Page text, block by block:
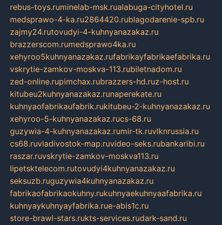
rebus-toys.ruminelab-msk.rualabuga-cityhotel.ru
medsprawo-4-ka.ru2864420.rublagodarenie-spb.ru
zajmy24.rutovudyi-4-kuhnyanazakaz.ru
brazzerscom.rumedsprawo4ka.ru
xehyroo5kuhnyanazakaz.rufabrikayfabrikaefabrika.ru
vskrytie-zamkov-moskva-113.rubiletnadom.ru
zed-online.rupimchax.rubrazzers-hd.ruz-host.ru
kitubeu2kuhnyanazakaz.runaperekate.ru
kuhnyaofabrikaufabrik.rukitubeu-2-kuhnyanazakaz.ru
xehyroo-5-kuhnyanazakaz.rucs-68.ru
guzywia-4-kuhnyanazakaz.rumir-tk.ruvlknrussia.ru
cs68.ruvladivostok-map.ruvideo-seks.rubankaribi.ru
raszar.ruvskrytie-zamkov-moskva113.ru
lipetsktelecom.rutovudyi4kuhnyanazakaz.ru
seksuzb.ruguzywia4kuhnyanazakaz.ru
fabrikaofabrikaokuhny.rukuhnyaekuhnyaafabrika.ru
kuhnyaykuhnyayfabrika.rue-abis1c.ru
store-brawl-stars.rukts-services.rudark-sand.ru